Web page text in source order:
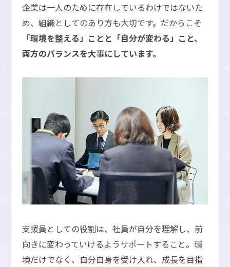
企業は一人のために存在しているわけではないた
め、組織としてのあり方も大切です。だからこそ
「環境を整える」ことと「自分が変わる」こと、
両方のバランスを大事にしています。
支援員としての役割は、社員が自分を理解し、前
向きに変わっていけるようサポートすること。環
境だけでなく、自分自身を受け入れ、成長を目指